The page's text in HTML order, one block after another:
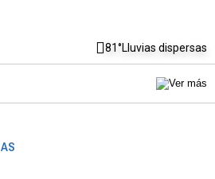
81°Lluvias dispersas